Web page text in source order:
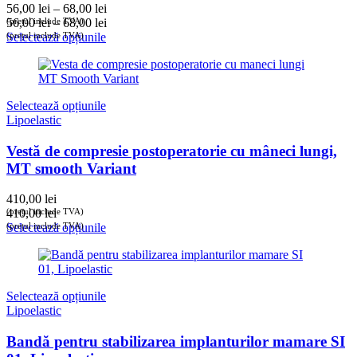
Selectează opțiunile
Lipoelastic
Bandă pentru stabilizarea implanturilor mamare SI
01, Lipoelastic
102,00lei
(prețul include TVA)
102,00lei
Precomandă
Selectează opțiunile
Corset de compresie post-liposucție, naștere,
cezariană, VH low Variant